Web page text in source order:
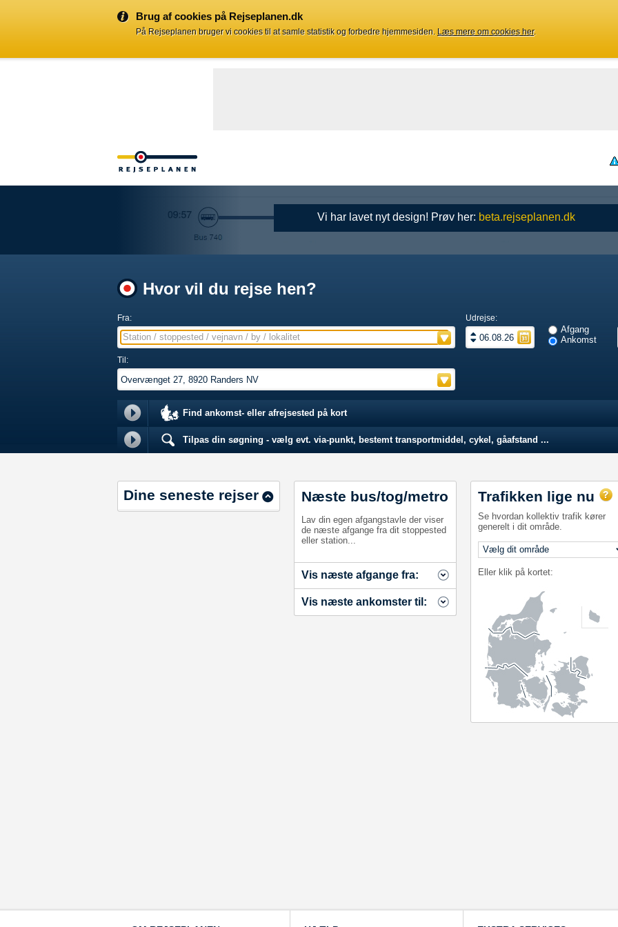
Brug af cookies på Rejseplanen.dk
På Rejseplanen bruger vi cookies til at samle statistik og forbedre hjemmesiden. Læs mere om cookies her.
Vi har lavet nyt design! Prøv her: beta.rejseplanen.dk
Hvor vil du rejse hen?
Fra:
Station / stoppested / vejnavn / by / lokalitet
Udrejse:
Afgang
Ankomst
Til:
Find ankomst- eller afrejsested på kort
Tilpas din søgning - vælg evt. via-punkt, bestemt transportmiddel, cykel, gåafstand ...
Dine seneste rejser Næste bus/tog/metro
Lav din egen afgangstavle der viser
de næste afgange fra dit stoppested
eller station...
Vis næste afgange fra:
Vis næste ankomster til:
Trafikken lige nu
Se hvordan kollektiv trafik kører
generelt i dit område.
Eller klik på kortet: